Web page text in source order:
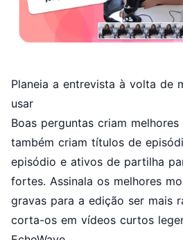
Planeia a entrevista à volta de
usar
Boas perguntas criam
também criam títulos de
episódio e ativos de partilha
fortes. Assinala os melhores
gravas para a edição ser mais
corta-os em vídeos curtos